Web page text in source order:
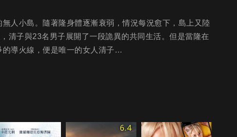
人小島。隨著隆身體逐漸衰弱，情況每況愈下，島上又陸
清子與23名男子展開了一段詭異的共同生活。但是當隆在
的導火線，便是唯一的女人清子…
6.4